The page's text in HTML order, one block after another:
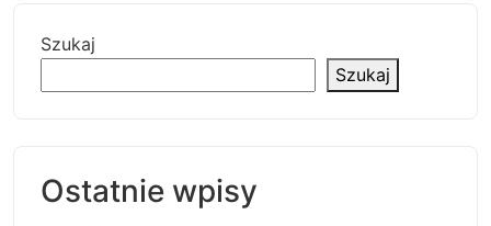
Szukaj
Szukaj
Ostatnie wpisy